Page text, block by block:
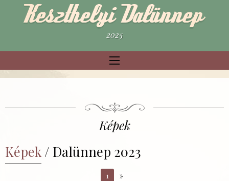
2025
Képek
Képek / Dalünnep 2023
1 »